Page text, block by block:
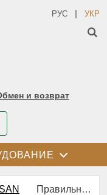
и возврат
РУС | УКР
Правильные машины GOCMAKSAN